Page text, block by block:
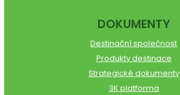
DOKUMENTY
Destinační společnost
Produkty destinace
Strategické dokumenty
3K platforma